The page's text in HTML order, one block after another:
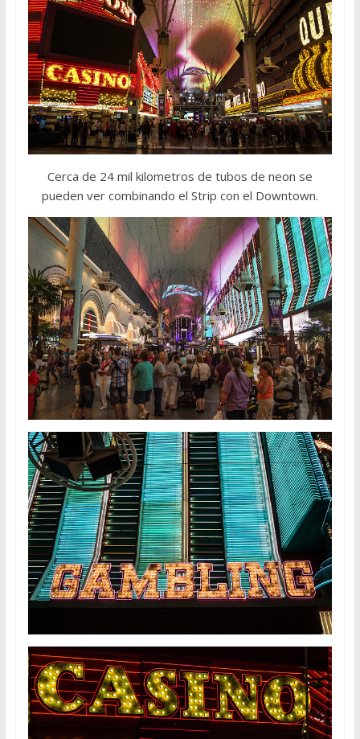
Cerca de 24 mil kilometros de tubos de neon se
pueden ver combinando el Strip con el Downtown.